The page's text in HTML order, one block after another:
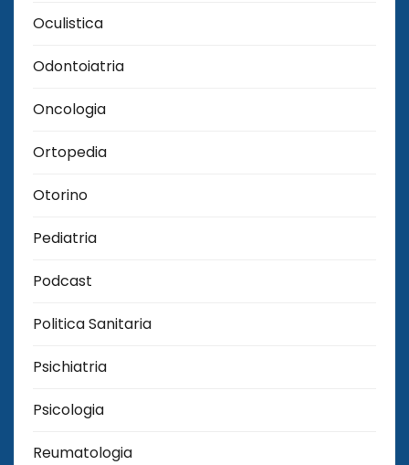
Oculistica
Odontoiatria
Oncologia
Ortopedia
Otorino
Pediatria
Podcast
Politica Sanitaria
Psichiatria
Psicologia
Reumatologia